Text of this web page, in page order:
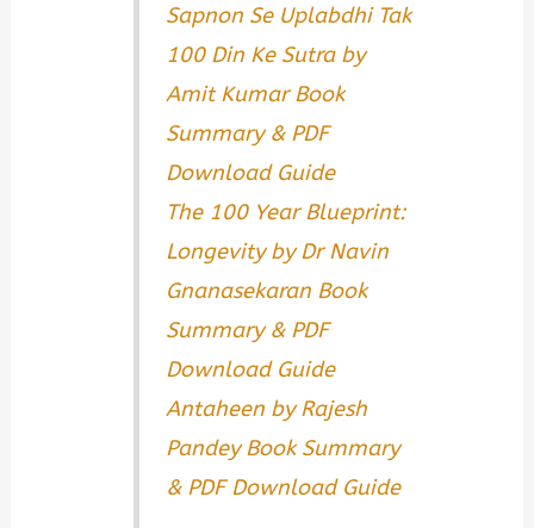
Sapnon Se Uplabdhi Tak
100 Din Ke Sutra by
Amit Kumar Book
Summary & PDF
Download Guide
The 100 Year Blueprint:
Longevity by Dr Navin
Gnanasekaran Book
Summary & PDF
Download Guide
Antaheen by Rajesh
Pandey Book Summary
& PDF Download Guide